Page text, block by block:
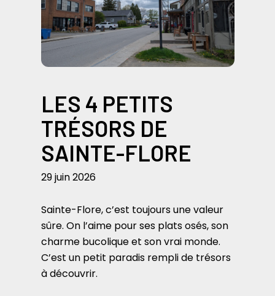
LES 4 PETITS
TRÉSORS DE
SAINTE-FLORE
29 juin 2026
Sainte-Flore, c’est toujours une valeur
sûre. On l’aime pour ses plats osés, son
charme bucolique et son vrai monde.
C’est un petit paradis rempli de trésors
à découvrir.